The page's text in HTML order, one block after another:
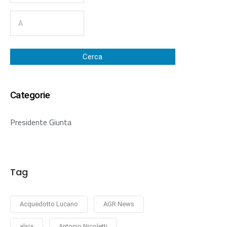
Cerca
Categorie
Presidente Giunta
Tag
Acquedotto Lucano AGR News